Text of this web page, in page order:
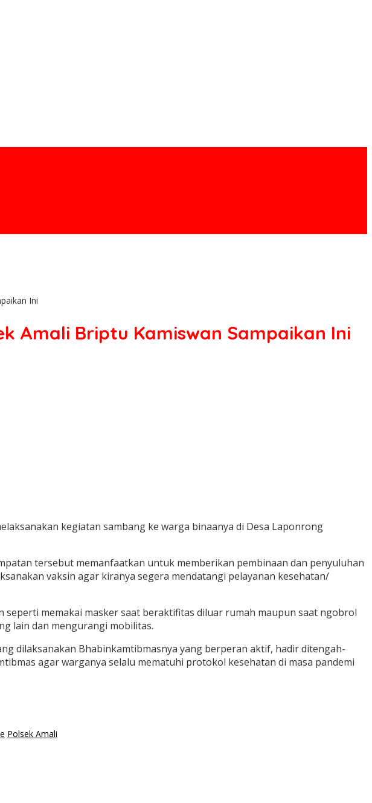
Ini
Amali Briptu Kamiswan Sampaikan Ini
kegiatan sambang ke warga binaanya di Desa Laponrong
tersebut memanfaatkan untuk memberikan pembinaan dan penyuluhan
vaksin agar kiranya segera mendatangi pelayanan kesehatan/
memakai masker saat beraktifitas diluar rumah maupun saat ngobrol
lain dan mengurangi mobilitas.
dilaksanakan Bhabinkamtibmasnya yang berperan aktif, hadir ditengah-
agar warganya selalu mematuhi protokol kesehatan di masa pandemi
Polsek Amali